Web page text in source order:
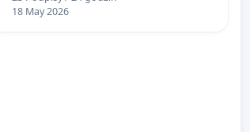
18 May 2026